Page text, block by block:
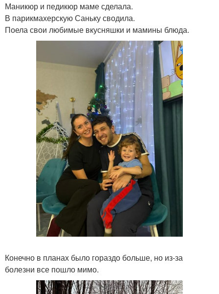
Маникюр и педикюр маме сделала.
В парикмахерскую Саньку сводила.
Поела свои любимые вкусняшки и мамины блюда.
Конечно в планах было гораздо больше, но из-за
болезни все пошло мимо.